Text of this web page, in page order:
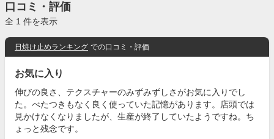
口コミ・評価
全 1 件を表示
日焼け止めランキング での口コミ・評価
お気に入り
伸びの良さ、テクスチャーのみずみずしさがお気に入りでし
た。べたつきもなく良く使っていた記憶があります。店頭では
見かけなくなりましたが、生産が終了していたようですね。ち
ょっと残念です。